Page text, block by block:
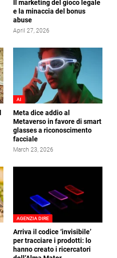
Il marketing del gioco legale
e la minaccia del bonus
abuse
April 27, 2026
AI
Meta dice addio al
Metaverso in favore di smart
glasses a riconoscimento
facciale
March 23, 2026
AGENZIA DIRE
Arriva il codice ‘invisibile’
per tracciare i prodotti: lo
hanno creato i ricercatori